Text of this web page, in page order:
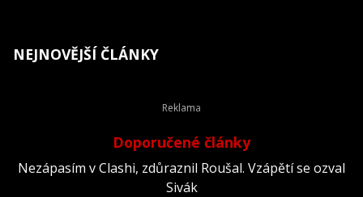
NEJNOVĚJŠÍ ČLÁNKY
Doporučené články
Nezápasím v Clashi, zdůraznil Roušal. Vzápětí se ozval
Sivák